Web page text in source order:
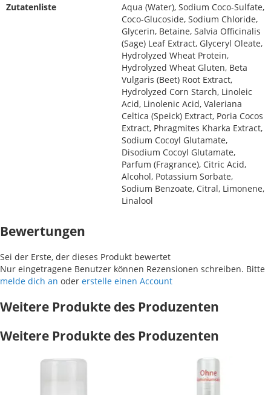
Zutatenliste
Aqua (Water), Sodium Coco-Sulfate,
Coco-Glucoside, Sodium Chloride,
Glycerin, Betaine, Salvia Officinalis
(Sage) Leaf Extract, Glyceryl Oleate,
Hydrolyzed Wheat Protein,
Hydrolyzed Wheat Gluten, Beta
Vulgaris (Beet) Root Extract,
Hydrolyzed Corn Starch, Linoleic
Acid, Linolenic Acid, Valeriana
Celtica (Speick) Extract, Poria Cocos
Extract, Phragmites Kharka Extract,
Sodium Cocoyl Glutamate,
Disodium Cocoyl Glutamate,
Parfum (Fragrance), Citric Acid,
Alcohol, Potassium Sorbate,
Sodium Benzoate, Citral, Limonene,
Linalool
Bewertungen
Sei der Erste, der dieses Produkt bewertet
Nur eingetragene Benutzer können Rezensionen schreiben. Bitte
melde dich an oder erstelle einen Account
Weitere Produkte des Produzenten
Weitere Produkte des Produzenten